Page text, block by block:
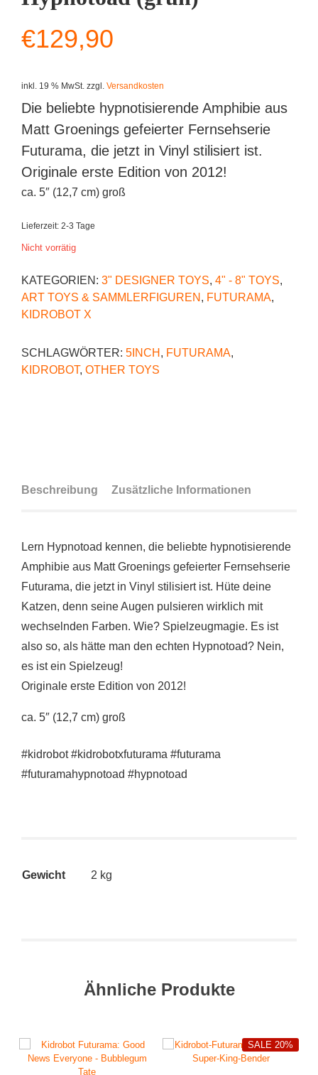
€129,90
inkl. 19 % MwSt. zzgl. Versandkosten
Die beliebte hypnotisierende Amphibie aus
Matt Groenings gefeierter Fernsehserie
Futurama, die jetzt in Vinyl stilisiert ist.
Originale erste Edition von 2012!
ca. 5″ (12,7 cm) groß
Lieferzeit: 2-3 Tage
Nicht vorrätig
KATEGORIEN: 3" DESIGNER TOYS, 4" - 8" TOYS,
ART TOYS & SAMMLERFIGUREN , FUTURAMA,
KIDROBOT X
SCHLAGWÖRTER: 5INCH , FUTURAMA,
KIDROBOT, OTHER TOYS
Beschreibung Zusätzliche Informationen
Lern Hypnotoad kennen, die beliebte hypnotisierende
Amphibie aus Matt Groenings gefeierter Fernsehserie
Futurama, die jetzt in Vinyl stilisiert ist. Hüte deine
Katzen, denn seine Augen pulsieren wirklich mit
wechselnden Farben. Wie? Spielzeugmagie. Es ist
also so, als hätte man den echten Hypnotoad? Nein,
es ist ein Spielzeug!
Originale erste Edition von 2012!
ca. 5″ (12,7 cm) groß
#kidrobot #kidrobotxfuturama #futurama
#futuramahypnotoad #hypnotoad
Gewicht 2 kg
Ähnliche Produkte
SALE 20%